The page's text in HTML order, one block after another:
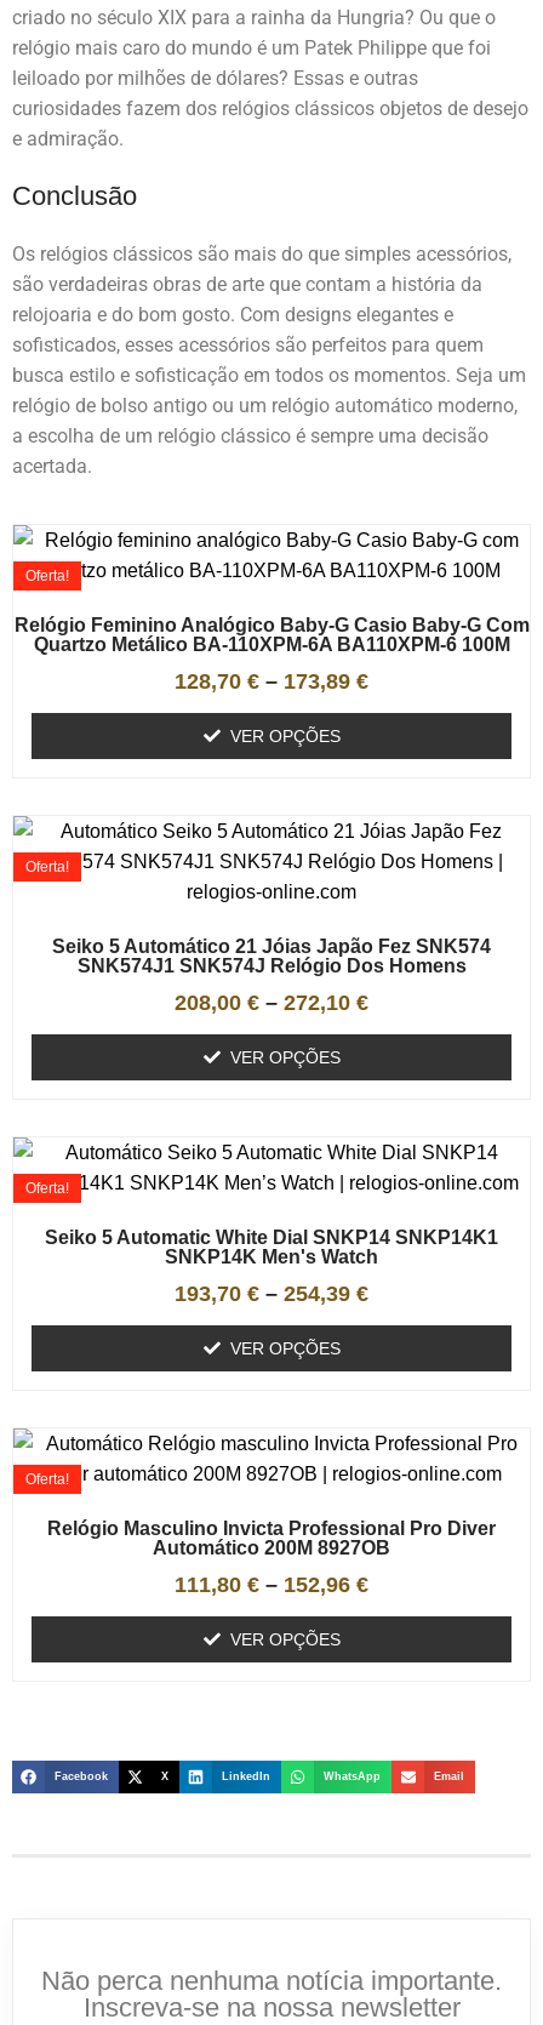
criado no século XIX para a rainha da Hungria? Ou que o
relógio mais caro do mundo é um Patek Philippe que foi
leiloado por milhões de dólares? Essas e outras
curiosidades fazem dos relógios clássicos objetos de desejo
e admiração.
Conclusão
Os relógios clássicos são mais do que simples acessórios,
são verdadeiras obras de arte que contam a história da
relojoaria e do bom gosto. Com designs elegantes e
sofisticados, esses acessórios são perfeitos para quem
busca estilo e sofisticação em todos os momentos. Seja um
relógio de bolso antigo ou um relógio automático moderno,
a escolha de um relógio clássico é sempre uma decisão
acertada.
Relógio Feminino Analógico Baby-G Casio Baby-G Com
Quartzo Metálico BA-110XPM-6A BA110XPM-6 100M
Oferta!
128,70 € – 173,89 €
VER OPÇÕES
Seiko 5 Automático 21 Jóias Japão Fez SNK574
SNK574J1 SNK574J Relógio Dos Homens
Oferta!
208,00 € – 272,10 €
VER OPÇÕES
Seiko 5 Automatic White Dial SNKP14 SNKP14K1
SNKP14K Men's Watch
Oferta!
193,70 € – 254,39 €
VER OPÇÕES
Relógio Masculino Invicta Professional Pro Diver
Automático 200M 8927OB
Oferta!
111,80 € – 152,96 €
VER OPÇÕES
Facebook X LinkedIn WhatsApp Email
Não perca nenhuma notícia importante.
Inscreva-se na nossa newsletter